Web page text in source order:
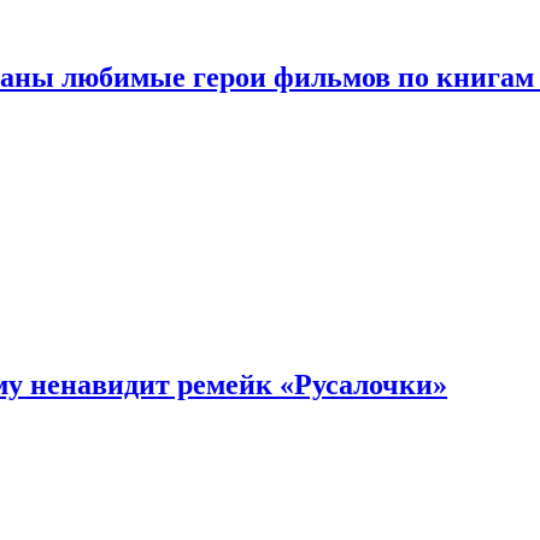
любимые герои фильмов по
ненавидит ремейк «Русалочки»